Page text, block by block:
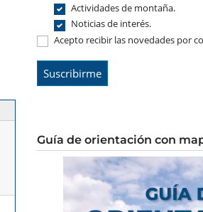
Actividades de montaña.
Noticias de interés.
Acepto recibir las novedades por
Guía de orientación con